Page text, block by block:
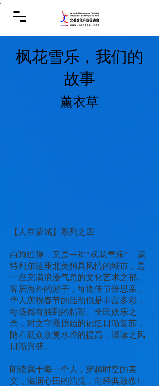
枫花雪乐，我们的
故事
薰衣草
【人在蒙城】系列之四
白驹过隙，又是一年“枫花雪乐”。蒙
特利尔这座北美独具风情的城市，是
一座充满浪漫气息的文化艺术之都。
客居海外的游子，每逢佳节倍思亲，
华人庆祝春节的活动也是丰富多彩，
每场都有独到的精彩。全民娱乐之
余，对文字最原始的记忆日渐复苏，
随着观众欣赏水准的提高，诵读之风
日渐兴盛。
朗读属于每一个人，穿越时空的美
文，滋润心田的清流，向经典致敬!